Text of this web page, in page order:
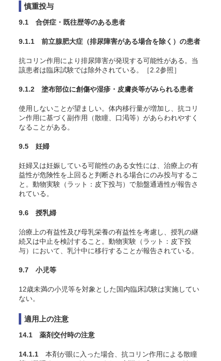
慎重投与
9.1 合併症・既往歴等のある患者
9.1.1 前立腺肥大症（排尿障害がある場合を除く）の患者
抗コリン作用により排尿障害が発現する可能性がある。当
該患者は臨床試験では除外されている。［2.2参照］
9.1.2 塗布部位に創傷や湿疹・皮膚炎等がみられる患者
使用しないことが望ましい。体内移行量が増加し、抗コリ
ン作用に基づく副作用（散瞳、口渇等）があらわれやすく
なることがある。
9.5 妊婦
妊婦又は妊娠している可能性のある女性には、治療上の有
益性が危険性を上回ると判断される場合にのみ投与するこ
と。動物実験（ラット：皮下投与）で胎盤通過性が報告さ
れている 。
9.6 授乳婦
治療上の有益性及び母乳栄養の有益性を考慮し、授乳の継
続又は中止を検討すること。動物実験（ラット：皮下投
与）において、乳汁中に移行することが報告されている 。
9.7 小児等
12歳未満の小児等を対象とした国内臨床試験は実施してい
ない。
適用上の注意
14.1 薬剤交付時の注意
14.1.1 本剤が眼に入った場合、抗コリン作用による散瞳